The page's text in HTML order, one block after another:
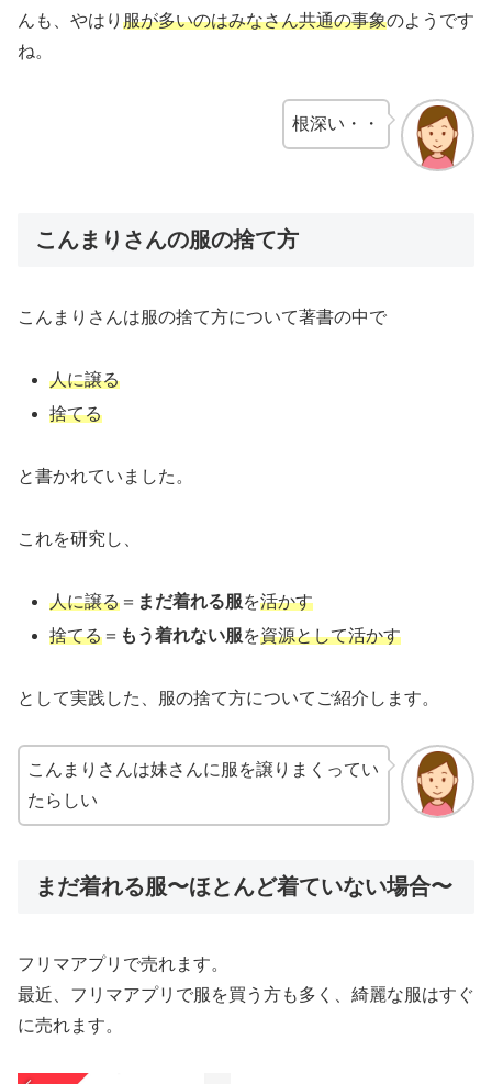
んも、やはり 服が多いのはみなさん共通の事象のようです
ね。
根深い・・
こんまりさんの服の捨て方
こんまりさんは服の捨て方について著書の中で
人に譲る
捨てる
と書かれていました。
これを研究し、
人に譲る ＝ まだ着れる服を活かす
捨てる ＝ もう着れない服を資源として活かす
として実践した、服の捨て方についてご紹介します。
こんまりさんは妹さんに服を譲りまくってい
たらしい
まだ着れる服〜ほとんど着ていない場合〜
フリマアプリで売れます。
最近、フリマアプリで服を買う方も多く、綺麗な服はすぐ
に売れます。